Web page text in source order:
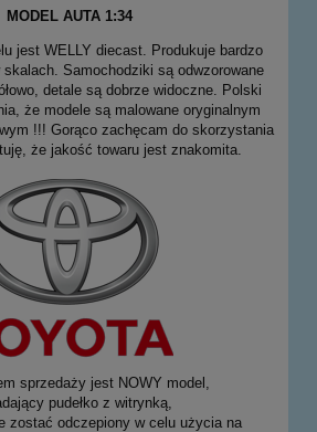
MODEL AUTA 1:34
jest WELLY diecast. Produkuje bardzo
skalach. Samochodziki są odwzorowane
detale są dobrze widoczne. Polski
że modele są malowane oryginalnym
!!! Gorąco zachęcam do skorzystania
że jakość towaru jest znakomita.
sprzedaży jest NOWY model,
pudełko z witrynką,
zostać odczepiony w celu użycia na